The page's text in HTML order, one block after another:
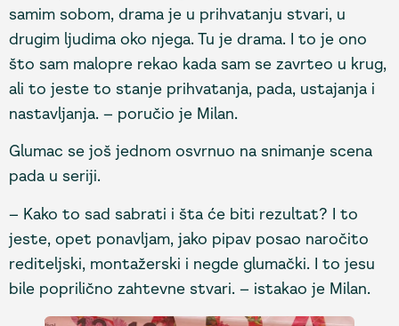
samim sobom, drama je u prihvatanju stvari, u
drugim ljudima oko njega. Tu je drama. I to je ono
što sam malopre rekao kada sam se zavrteo u krug,
ali to jeste to stanje prihvatanja, pada, ustajanja i
nastavljanja. – poručio je Milan.
Glumac se još jednom osvrnuo na snimanje scena
pada u seriji.
– Kako to sad sabrati i šta će biti rezultat? I to
jeste, opet ponavljam, jako pipav posao naročito
rediteljski, montažerski i negde glumački. I to jesu
bile poprilično zahtevne stvari. – istakao je Milan.